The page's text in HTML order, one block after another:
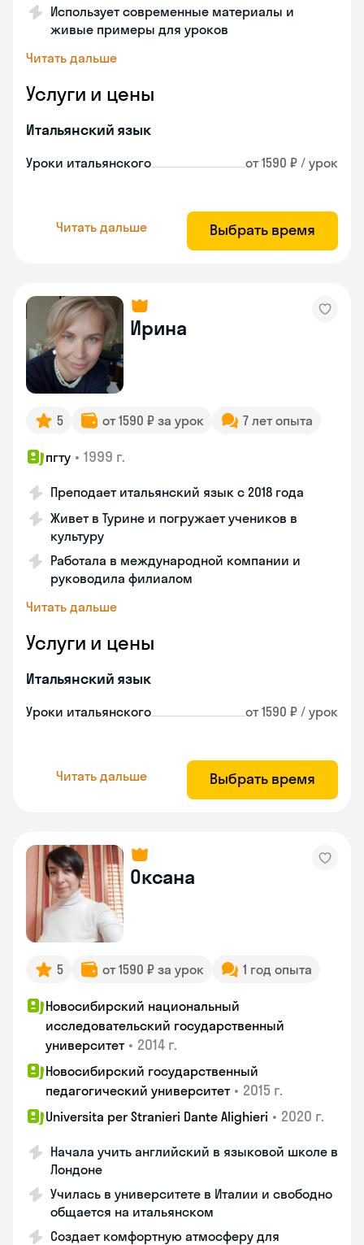
Использует современные материалы и
живые примеры для уроков
Читать дальше
Услуги и цены
Итальянский язык
Уроки итальянского от 1590 ₽ / урок
Читать дальше Выбрать время
Ирина
5 от 1590 ₽ за урок 7 лет опыта
пгту • 1999 г.
Преподает итальянский язык с 2018 года
Живет в Турине и погружает учеников в
культуру
Работала в международной компании и
руководила филиалом
Читать дальше
Услуги и цены
Итальянский язык
Уроки итальянского от 1590 ₽ / урок
Читать дальше Выбрать время
Оксана
5 от 1590 ₽ за урок 1 год опыта
Новосибирский национальный
исследовательский государственный
университет • 2014 г.
Новосибирский государственный
педагогический университет • 2015 г.
Universita per Stranieri Dante Alighieri • 2020 г.
Начала учить английский в языковой школе в
Лондоне
Училась в университете в Италии и свободно
общается на итальянском
Создает комфортную атмосферу для